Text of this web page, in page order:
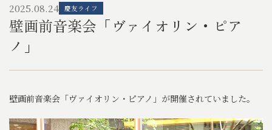
2025.08.24 慶友ライフ
壁画前音楽会「ヴァイオリン・ピア
ノ」
壁画前音楽会「ヴァイオリン・ピアノ」が開催されていました。